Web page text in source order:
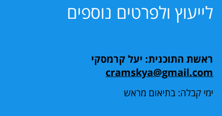
לייעוץ ולפרטים נוספים
ראשת התוכנית: יעל קרמסקי
cramskya@gmail.com
ימי קבלה: בתיאום מראש